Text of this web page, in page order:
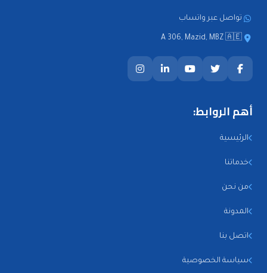
تواصل عبر واتساب
A 306, Mazid, MBZ 🇦🇪
أهم الروابط:
الرئيسية
خدماتنا
من نحن
المدونة
اتصل بنا
سياسة الخصوصية